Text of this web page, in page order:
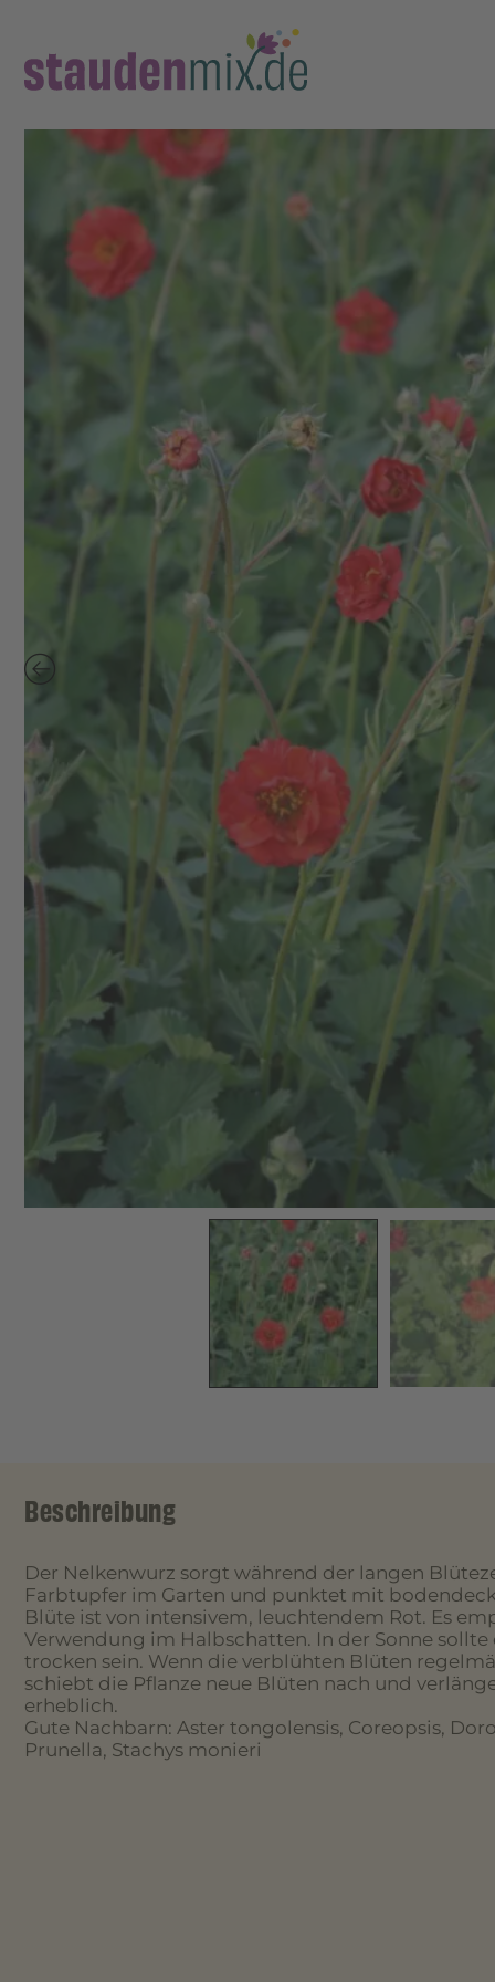
Beschreibung
Der Nelkenwurz sorgt während der langen
Farbtupfer im Garten und punktet mit
Blüte ist von intensivem, leuchtendem Rot. Es
Verwendung im Halbschatten. In der Sonne
trocken sein. Wenn die verblühten Blüten
schiebt die Pflanze neue Blüten nach und
erheblich.
Gute Nachbarn: Aster tongolensis, Coreopsis,
Prunella, Stachys monieri